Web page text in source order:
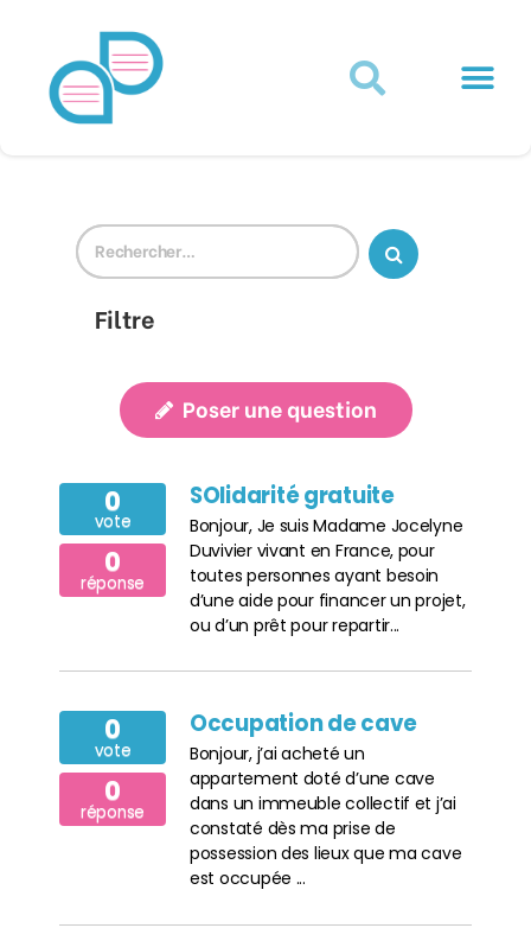
Filtre
Poser une question
0
vote
0
réponse
SOlidarité gratuite
Bonjour, Je suis Madame Jocelyne
Duvivier vivant en France, pour
toutes personnes ayant besoin
d’une aide pour financer un projet,
ou d’un prêt pour repartir...
0
vote
0
réponse
Occupation de cave
Bonjour, j’ai acheté un
appartement doté d’une cave
dans un immeuble collectif et j’ai
constaté dès ma prise de
possession des lieux que ma cave
est occupée ...